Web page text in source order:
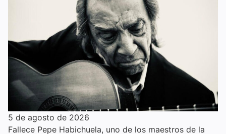
5 de agosto de 2026
Fallece Pepe Habichuela, uno de los maestros de la